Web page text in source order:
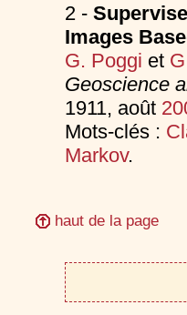
2 -
Images
G. Poggi et
Geoscience
1911, août
Mots-clés :
Markov.
haut de la page